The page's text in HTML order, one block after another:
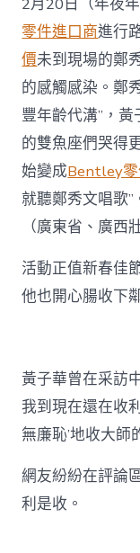
零件進口商進行
價未到現場的鄭
的感觸感染。鄭
豐年齡代溝”，
的雙魚座們哭得
始變成Bentley
就聽鄭秀文唱歌
（廣東省、廣西
活動正值新春佳
他也開心腸收下
黃子華曾在采訪
我到現在還在收
無廉恥’地收大師
網友紛紛在評論
利是收。